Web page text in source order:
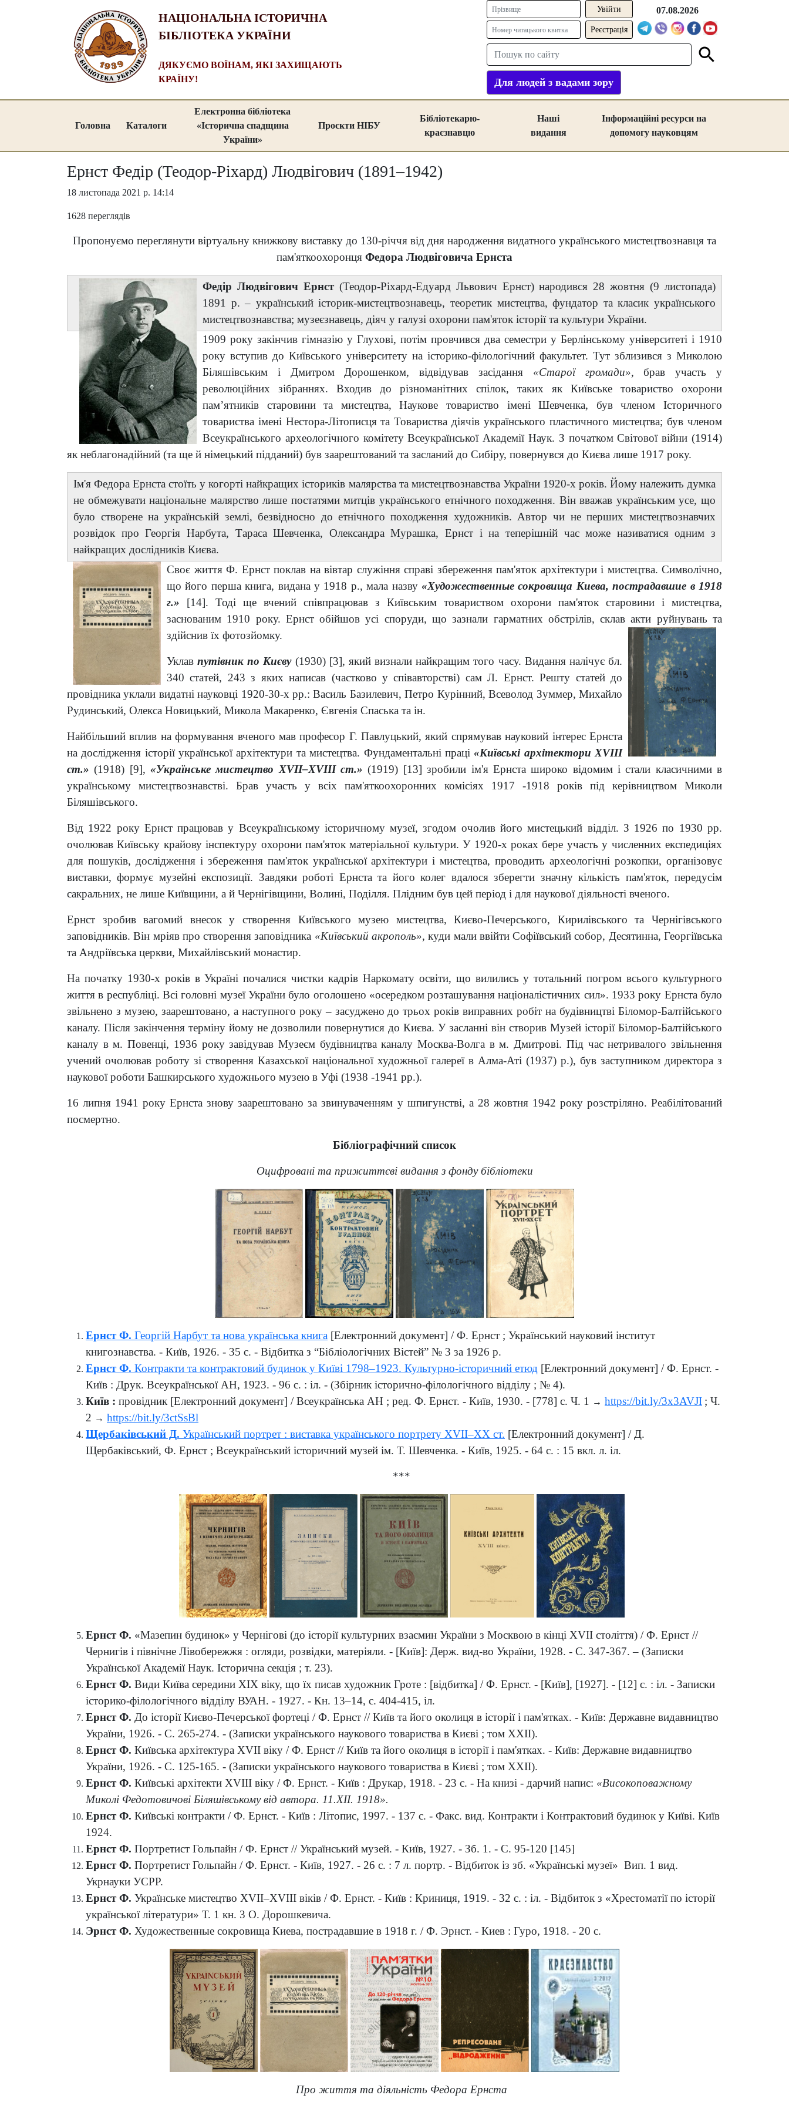
НАЦІОНАЛЬНА ІСТОРИЧНА
БІБЛІОТЕКА УКРАЇНИ
ДЯКУЄМО ВОЇНАМ, ЯКІ ЗАХИЩАЮТЬ
КРАЇНУ!
Реєстрація
07.08.2026
Для людей з вадами зору
Головна Каталоги
Електронна бібліотека
«Історична спадщина
України»
Проєкти НІБУ
Бібліотекарю-
краєзнавцю
Наші
видання
Інформаційні ресурси на
допомогу науковцям
Ернст Федір (Теодор-Ріхард) Людвігович (1891–1942)
18 листопада 2021 р. 14:14
1628 переглядів
Пропонуємо переглянути віртуальну книжкову виставку до 130-річчя від дня народження видатного українського мистецтвознавця та
пам'яткоохоронця Федора Людвіговича Ернста
Федір Людвігович Ернст(Теодор-Ріхард-Едуард Львович Ернст) народився 28 жовтня (9 листопада)
1891 р. – український історик-мистецтвознавець, теоретик мистецтва, фундатор та класик українського
мистецтвознавства; музеєзнавець, діяч у галузі охорони пам'яток історії та культури України.
1909 року закінчив гімназію у Глухові, потім провчився два семестри у Берлінському університеті і 1910
року вступив до Київського університету на історико-філологічний факультет. Тут зблизився з Миколою
Біляшівським і Дмитром Дорошенком, відвідував засідання «Старої громади», брав участь у
революційних зібраннях. Входив до різноманітних спілок, таких як Київське товариство охорони
пам’ятників старовини та мистецтва, Наукове товариство імені Шевченка, був членом Історичного
товариства імені Нестора-Літописця та Товариства діячів українського пластичного мистецтва; був членом
Всеукраїнського археологічного комітету Всеукраїнської Академії Наук. З початком Світової війни (1914)
як неблагонадійний (та ще й німецький підданий) був заарештований та засланий до Сибіру, повернувся до Києва лише 1917 року.
Ім'я Федора Ернста стоїть у когорті найкращих істориків малярства та мистецтвознавства України 1920-х років. Йому належить думка
не обмежувати національне малярство лише постатями митців українського етнічного походження. Він вважав українським усе, що
було створене на українській землі, безвідносно до етнічного походження художників. Автор чи не перших мистецтвознавчих
розвідок про Георгія Нарбута, Тараса Шевченка, Олександра Мурашка, Ернст і на теперішній час може називатися одним з
найкращих дослідників Києва.
Своє життя Ф. Ернст поклав на вівтар служіння справі збереження пам'яток архітектури і мистецтва. Символічно,
що його перша книга, видана у 1918 р., мала назву «Художественные сокровища Киева, пострадавшие в 1918
г.»
[14]. Тоді ще вчений співпрацював з Київським товариством охорони пам'яток старовини і мистецтва,
заснованим 1910 року. Ернст обійшов усі споруди, що зазнали гарматних обстрілів, склав акти руйнувань та
здійснив їх фотозйомку.
Уклавпутівник по Києву(1930) [3], який визнали найкращим того часу. Видання налічує бл.
340 статей, 243 з яких написав (частково у співавторстві) сам Л. Ернст. Решту статей до
провідника уклали видатні науковці 1920-30-х рр.: Василь Базилевич, Петро Курінний, Всеволод Зуммер, Михайло
Рудинський, Олекса Новицький, Микола Макаренко, Євгенія Спаська та ін.
Найбільший вплив на формування вченого мав професор Г. Павлуцький, який спрямував науковий інтерес Ернста
на дослідження історії української архітектури та мистецтва. Фундаментальні праці«Київські архітектори XVIII
ст.» (1918) [9],«Українське мистецтво XVII–XVIII ст.» (1919) [13] зробили ім'я Ернста широко відомим і стали класичними в
українському мистецтвознавстві. Брав участь у всіх пам'яткоохоронних комісіях 1917 -1918 років під керівництвом Миколи
Біляшівського.
Від 1922 року Ернст працював у Всеукраїнському історичному музеї, згодом очолив його мистецький відділ. З 1926 по 1930 рр.
очолював Київську крайову інспектуру охорони пам'яток матеріальної культури. У 1920-х роках бере участь у численних експедиціях
для пошуків, дослідження і збереження пам'яток української архітектури і мистецтва, проводить археологічні розкопки, організовує
виставки, формує музейні експозиції. Завдяки роботі Ернста та його колег вдалося зберегти значну кількість пам'яток, передусім
сакральних, не лише Київщини, а й Чернігівщини, Волині, Поділля. Плідним був цей період і для наукової діяльності вченого.
Ернст зробив вагомий внесок у створення Київського музею мистецтва, Києво-Печерського, Кирилівського та Чернігівського
заповідників. Він мріяв про створення заповідника «Київський акрополь», куди мали ввійти Софіївський собор, Десятинна, Георгіївська
та Андріївська церкви, Михайлівський монастир.
На початку 1930-х років в Україні почалися чистки кадрів Наркомату освіти, що вилились у тотальний погром всього культурного
життя в республіці. Всі головні музеї України було оголошено «осередком розташування націоналістичних сил». 1933 року Ернста було
звільнено з музею, заарештовано, а наступного року – засуджено до трьох років виправних робіт на будівництві Біломор-Балтійського
каналу. Після закінчення терміну йому не дозволили повернутися до Києва. У засланні він створив Музей історії Біломор-Балтійського
каналу в м. Повенці, 1936 року завідував Музеєм будівництва каналу Москва-Волга в м. Дмитрові. Під час нетривалого звільнення
учений очолював роботу зі створення Казахської національної художньої галереї в Алма-Аті (1937) р.), був заступником директора з
наукової роботи Башкирського художнього музею в Уфі (1938 -1941 рр.).
16 липня 1941 року Ернста знову заарештовано за звинуваченням у шпигунстві, а 28 жовтня 1942 року розстріляно. Реабілітований
посмертно.
Бібліографічний список
Оцифровані та прижиттєві видання з фонду бібліотеки
Ернст Ф. Георгій Нарбут та нова українська книга [Електронний документ] / Ф. Ернст ; Український науковий інститут
книгознавства. - Київ, 1926. - 35 с. - Відбитка з “Бібліологічних Вістей” № 3 за 1926 р.
Ернст Ф. Контракти та контрактовий будинок у Київі 1798–1923. Культурно-історичний етюд [Електронний документ] / Ф. Ернст. -
Київ : Друк. Всеукраїнської АН, 1923. - 96 с. : іл. - (Збірник історично-філологічного відділу ; № 4).
Київ : провідник [Електронний документ] / Всеукраїнська АН ; ред. Ф. Ернст. - Київ, 1930. - [778] с. Ч. 1 → https://bit.ly/3x3AVJI ; Ч.
2 → https://bit.ly/3ctSsBl
Щербаківський Д. Український портрет : виставка українського портрету XVII–XX ст. [Електронний документ] / Д.
Щербаківський, Ф. Ернст ; Всеукраїнський історичний музей ім. Т. Шевченка. - Київ, 1925. - 64 с. : 15 вкл. л. іл.
***
Ернст Ф. «Мазепин будинок» у Чернігові (до історії культурних взаємин України з Москвою в кінці ХVII століття) / Ф. Ернст //
Чернигів і північне Лівобережжя : огляди, розвідки, матеріяли. - [Київ]: Держ. вид-во України, 1928. - С. 347-367. – (Записки
Української Академії Наук. Історична секція ; т. 23).
Ернст Ф. Види Київа середини XIX віку, що їх писав художник Гроте : [відбитка] / Ф. Ернст. - [Київ], [1927]. - [12] с. : іл. - Записки
історико-філологічного відділу ВУАН. - 1927. - Кн. 13–14, с. 404-415, іл.
Ернст Ф. До історії Києво-Печерської фортеці / Ф. Ернст // Київ та його околиця в історії і пам'ятках. - Київ: Державне видавництво
України, 1926. - С. 265-274. - (Записки українського наукового товариства в Києві ; том ХХІІ).
Ернст Ф. Київська архітектура XVII віку / Ф. Ернст // Київ та його околиця в історії і пам'ятках. - Київ: Державне видавництво
України, 1926. - С. 125-165. - (Записки українського наукового товариства в Києві ; том ХХІІ).
Ернст Ф. Київські архітекти XVIII віку / Ф. Ернст. - Київ : Друкар, 1918. - 23 с. - На книзі - дарчий напис: «Високоповажному
Миколі Федотовичові Біляшівському від автора. 11.XII. 1918».
Ернст Ф. Київські контракти / Ф. Ернст. - Київ : Літопис, 1997. - 137 с. - Факс. вид. Контракти і Контрактовий будинок у Київі. Київ
1924.
Ернст Ф. Портретист Гольпайн / Ф. Ернст // Український музей. - Київ, 1927. - Зб. 1. - С. 95-120 [145]
Ернст Ф. Портретист Гольпайн / Ф. Ернст. - Київ, 1927. - 26 с. : 7 л. портр. - Відбиток із зб. «Українські музеї» Вип. 1 вид.
Укрнауки УСРР.
Ернст Ф. Українське мистецтво XVII–XVIII віків / Ф. Ернст. - Київ : Криниця, 1919. - 32 с. : іл. - Відбиток з «Хрестоматії по історії
української літератури» Т. 1 кн. 3 О. Дорошкевича.
Эрнст Ф. Художественные сокровища Киева, пострадавшие в 1918 г. / Ф. Эрнст. - Киев : Гуро, 1918. - 20 с.
Про життя та діяльність Федора Ернста